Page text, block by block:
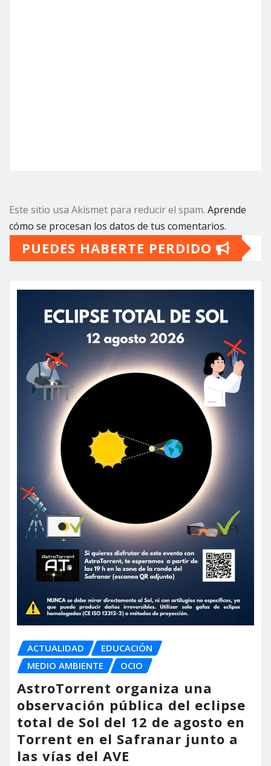
Este sitio usa Akismet para reducir el spam. Aprende
cómo se procesan los datos de tus comentarios.
PUEDES HABERTE PERDIDO
ACTUALIDAD
EDUCACIÓN
MEDIO AMBIENTE
OCIO
AstroTorrent organiza una
observación pública del eclipse
total de Sol del 12 de agosto en
Torrent en el Safranar junto a
las vías del AVE